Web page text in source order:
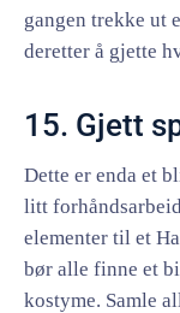
gangen trekke ut
deretter å gjette
15. Gjett
Dette er enda et
litt
elementer til et
bør alle finne et
kostyme. Samle